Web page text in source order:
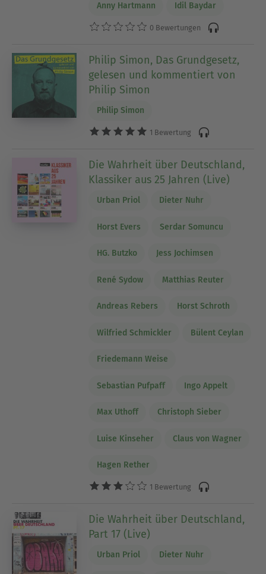
Anny Hartmann Idil Baydar
0 Bewertungen
Philip Simon, Das Grundgesetz,
gelesen und kommentiert von
Philip Simon
Philip Simon
1 Bewertung
Die Wahrheit über Deutschland,
Klassiker aus 25 Jahren (Live)
Urban Priol Dieter Nuhr
Horst Evers Serdar Somuncu
HG. Butzko Jess Jochimsen
René Sydow Matthias Reuter
Andreas Rebers Horst Schroth
Wilfried Schmickler Bülent Ceylan
Friedemann Weise
Sebastian Pufpaff Ingo Appelt
Max Uthoff Christoph Sieber
Luise Kinseher Claus von Wagner
Hagen Rether
1 Bewertung
Die Wahrheit über Deutschland,
Part 17 (Live)
Urban Priol Dieter Nuhr